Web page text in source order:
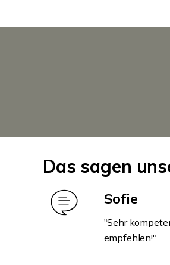
Das sagen
Sofie
"Sehr
empfehlen!"